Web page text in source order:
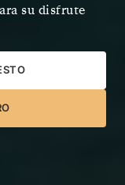
su disfrute